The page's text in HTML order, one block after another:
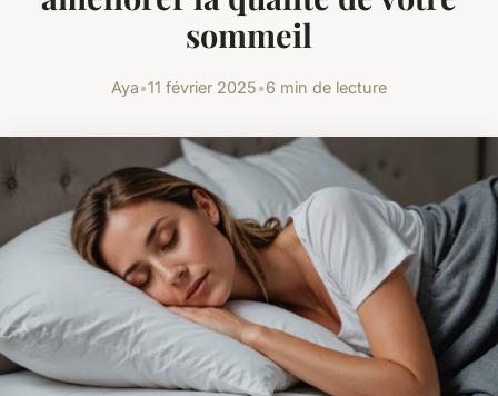
sommeil
Aya•11 février 2025•6 min de lecture